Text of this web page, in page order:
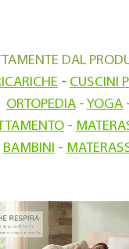
DAL
- CUSCINI
ORTOPEDIA - YOGA
-
BAMBINI
-